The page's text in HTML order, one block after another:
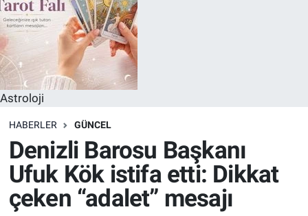
Astroloji
HABERLER GÜNCEL
Denizli Barosu Başkanı
Ufuk Kök istifa etti: Dikkat
çeken “adalet” mesajı